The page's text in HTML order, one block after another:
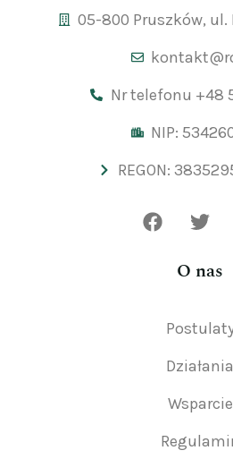
05-800 Pruszków, ul.
Nr telefonu +48
NIP:
REGON:
O nas
Działania
Wsparcie